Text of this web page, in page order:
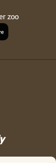
zoo